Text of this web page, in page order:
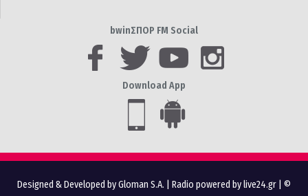
bwinΣΠΟΡ FM Social
Download App
Designed & Developed by Gloman S.A. Radio powered by live24.gr | ©